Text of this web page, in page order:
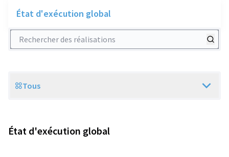
État d'exécution global
Rechercher des réalisations
Scope
Tous
État d'exécution global